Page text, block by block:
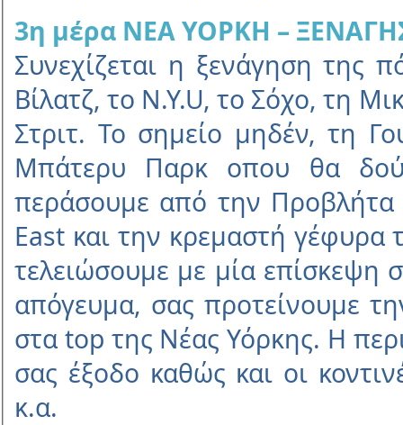
3η µέρα ΝΕΑ ΥΟΡΚΗ –
Συνεχίζεται η ξενάγηση της
Βίλατζ, το N.Y.U, το Σόχο, τη
Στριτ. Το σηµείο µηδέν, τη
Μπάτερυ Παρκ οπου θα
περάσουµε από την
East και την κρεµαστή
τελειώσουµε µε µία
απόγευµα, σας προτείνουµε
στα top της Νέας Υόρκης. Η
σας έξοδο καθώς και οι
κ.α.